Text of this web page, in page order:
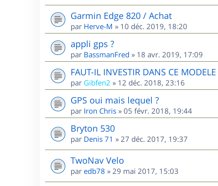
Garmin Edge 820 / Achat
par Herve-M » 10 déc. 2019, 18:20
appli gps ?
par BassmanFred » 18 avr. 2019, 17:09
FAUT-IL INVESTIR DANS CE
par Gibfen2 » 12 déc. 2018, 23:16
GPS oui mais lequel ?
par Iron Chris » 05 févr. 2018, 19:44
Bryton 530
par Denis 71 » 27 déc. 2017, 19:37
TwoNav Velo
par edb78 » 29 mai 2017, 15:03